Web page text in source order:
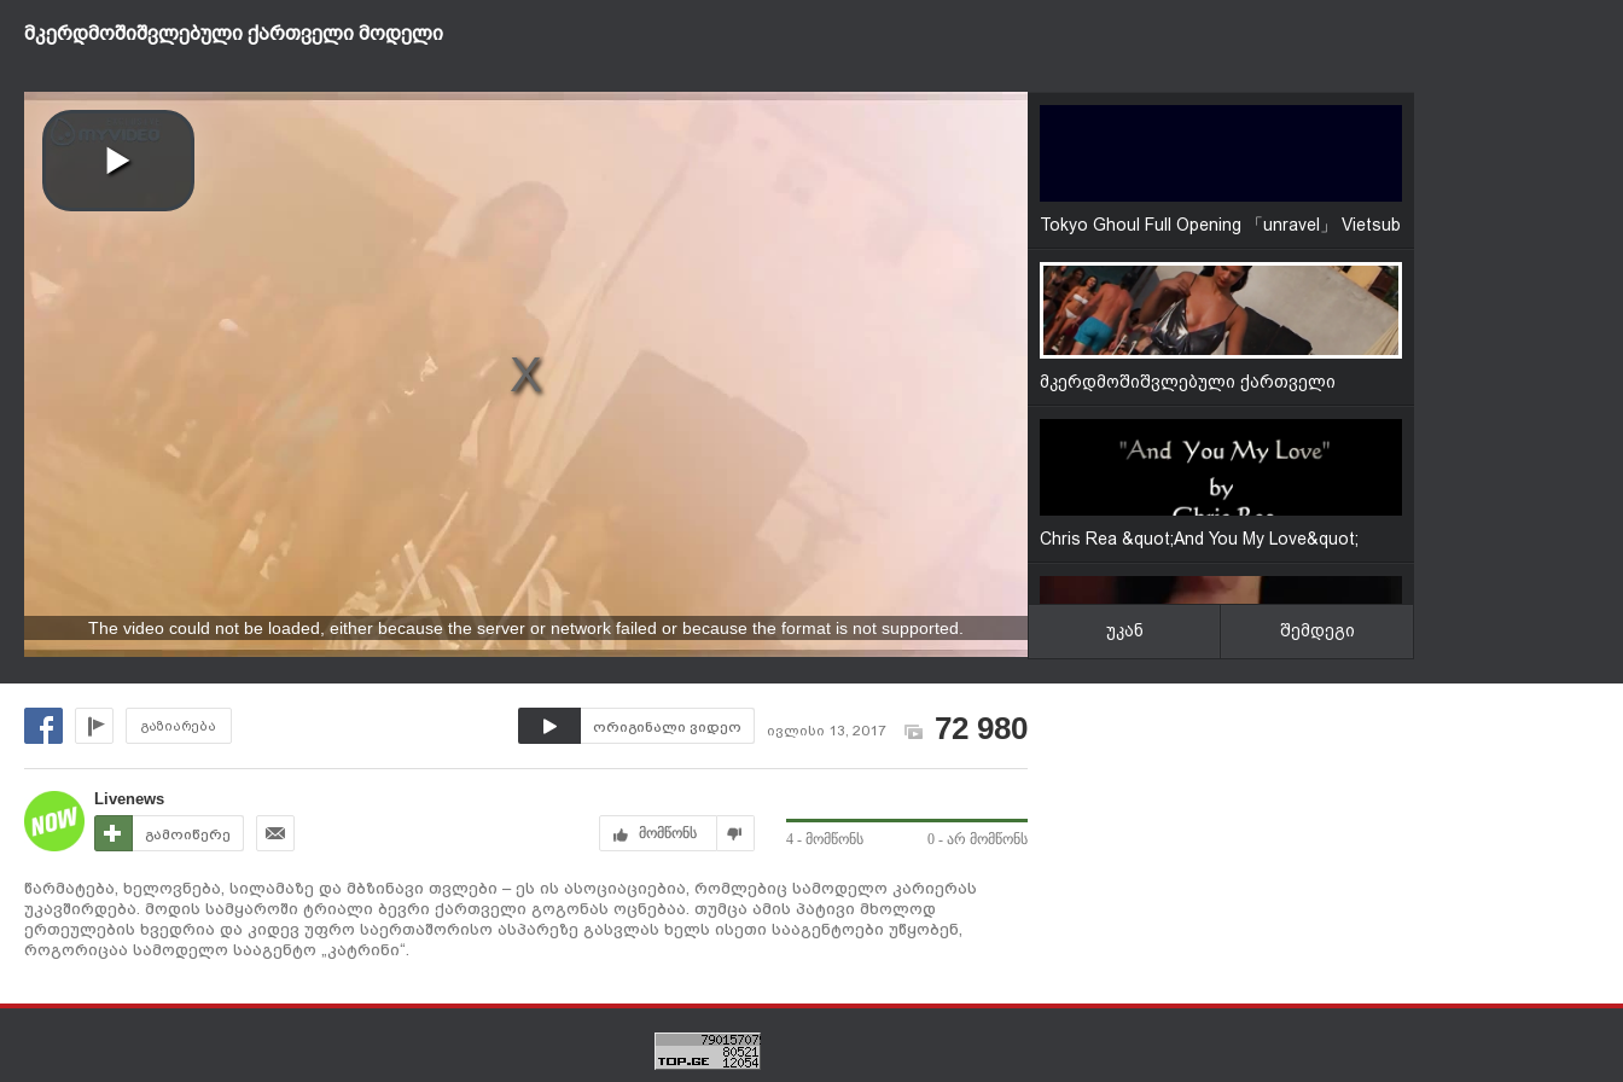
მკერდმოშიშვლებული ქართველი მოდელი
The video could not be loaded, either because the server or network failed or because the format is not supported.
Tokyo Ghoul Full Opening 「unravel」 Vietsub
მკერდმოშიშვლებული ქართველი
Chris Rea &quot;And You My Love&quot;
Gymkhana 2016 რუსთავის საერთაშორისო
უკან შემდეგი
გაზიარება ორიგინალი ვიდეო ივლისი 13, 2017 72 980
Livenews
გამოიწერე მომწონს 4 - მომწონს 0 - არ მომწონს
წარმატება, ხელოვნება, სილამაზე და მბზინავი თვლები – ეს ის ასოციაციებია, რომლებიც სამოდელო კარიერას
უკავშირდება. მოდის სამყაროში ტრიალი ბევრი ქართველი გოგონას ოცნებაა. თუმცა ამის პატივი მხოლოდ
ერთეულების ხვედრია და კიდევ უფრო საერთაშორისო ასპარეზე გასვლას ხელს ისეთი სააგენტოები უწყობენ,
როგორიცაა სამოდელო სააგენტო „კატრინი“.